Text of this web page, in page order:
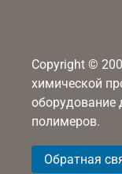
Copyright ©
химической
оборудование
полимеров.
Обратная